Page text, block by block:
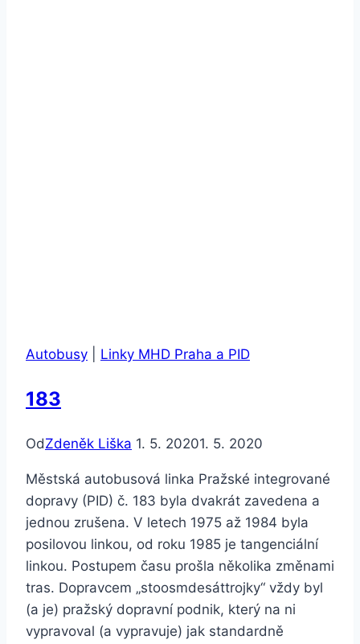
Autobusy Linky MHD Praha a PID
183
OdZdeněk Liška 1. 5. 20201. 5. 2020
Městská autobusová linka Pražské integrované
dopravy (PID) č. 183 byla dvakrát zavedena a
jednou zrušena. V letech 1975 až 1984 byla
posilovou linkou, od roku 1985 je tangenciální
linkou. Postupem času prošla několika změnami
tras. Dopravcem „stoosmdesáttrojky“ vždy byl
(a je) pražský dopravní podnik, který na ni
vypravoval (a vypravuje) jak standardně